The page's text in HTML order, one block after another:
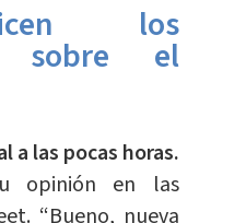
los
sobre el
a las pocas horas.
opinión en las
“Bueno, nueva